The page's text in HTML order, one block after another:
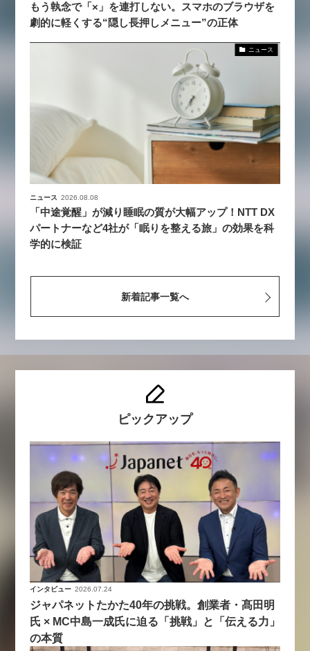
もう執念で「×」を連打しない。スマホのブラウザを
劇的に軽くする“隠し長押しメニュー”の正体
ニュース
ニュース 2026.08.08
「中途覚醒」が減り睡眠の質が大幅アップ！NTT DX
パートナーなど4社が「眠りを整える旅」の効果を科
学的に検証
新着記事一覧へ
ピックアップ
インタビュー 2026.07.24
ジャパネットたかた40年の挑戦。創業者・髙田明
氏 × MC中島一成氏に迫る「挑戦」と「伝える力」
の本質